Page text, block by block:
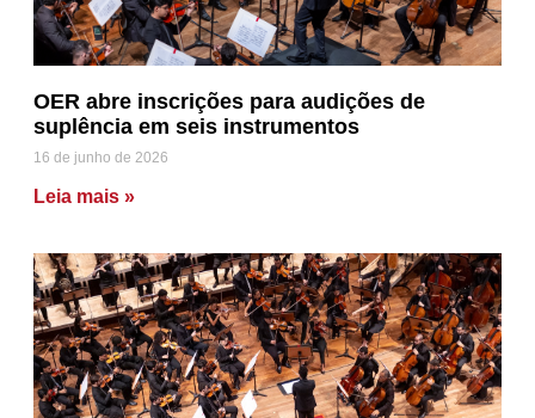
OER abre inscrições para audições de
suplência em seis instrumentos
16 de junho de 2026
Leia mais »